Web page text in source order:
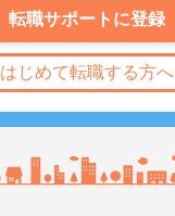
転職サポートに登録
はじめて転職する方へ